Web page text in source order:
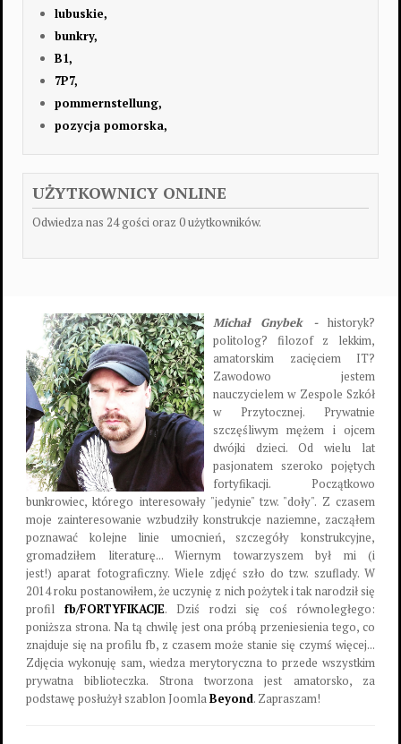
lubuskie,
bunkry,
B1,
7P7,
pommernstellung,
pozycja pomorska,
UŻYTKOWNICY ONLINE
Odwiedza nas 24 gości oraz 0 użytkowników.
Michał Gnybek - historyk?
politolog? filozof z lekkim,
amatorskim zacięciem IT?
Zawodowo jestem
nauczycielem w Zespole Szkół
w Przytocznej. Prywatnie
szczęśliwym mężem i ojcem
dwójki dzieci. Od wielu lat
pasjonatem szeroko pojętych
fortyfikacji. Początkowo
bunkrowiec, którego interesowały "jedynie" tzw. "doły". Z czasem
moje zainteresowanie wzbudziły konstrukcje naziemne, zacząłem
poznawać kolejne linie umocnień, szczegóły konstrukcyjne,
gromadziłem literaturę... Wiernym towarzyszem był mi (i
jest!) aparat fotograficzny. Wiele zdjęć szło do tzw. szuflady. W
2014 roku postanowiłem, że uczynię z nich pożytek i tak narodził się
profil fb/FORTYFIKACJE. Dziś rodzi się coś równoległego:
poniższa strona. Na tą chwilę jest ona próbą przeniesienia tego, co
znajduje się na profilu fb, z czasem może stanie się czymś więcej...
Zdjęcia wykonuję sam, wiedza merytoryczna to przede wszystkim
prywatna biblioteczka. Strona tworzona jest amatorsko, za
podstawę posłużył szablon JoomlaBeyond. Zapraszam!